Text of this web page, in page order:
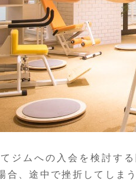
ジムへの入会を検討す
合、途中で挫折してしま